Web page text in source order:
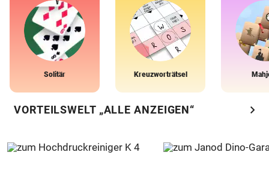
Solitär Kreuzworträtsel
VORTEILSWELT „ALLE ANZEIGEN“ chevron_right